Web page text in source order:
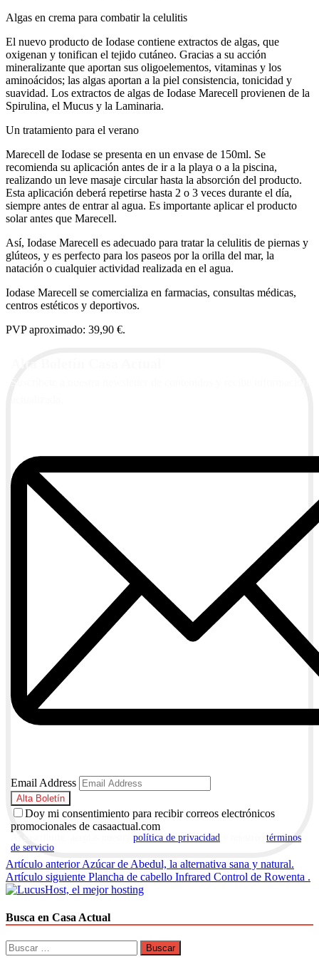
Algas en crema para combatir la celulitis
El nuevo producto de Iodase contiene extractos de algas, que
oxigenan y tonifican el tejido cutáneo. Gracias a su acción
mineralizante que aportan sus oligoelementos, vitaminas y los
aminoácidos; las algas aportan a la piel consistencia, tonicidad y
suavidad. Los extractos de algas de Iodase Marecell provienen de la
Spirulina, el Mucus y la Laminaria.
Un tratamiento para el verano
Marecell de Iodase se presenta en un envase de 150ml. Se
recomienda su aplicación antes de ir a la playa o a la piscina,
realizando un leve masaje circular hasta la absorción del producto.
Esta aplicación deberá repetirse hasta 2 o 3 veces durante el día,
siempre antes de entrar al agua. Es importante aplicar el producto
solar antes que Marecell.
Así, Iodase Marecell es adecuado para tratar la celulitis de piernas y
glúteos, y es perfecto para los paseos por la orilla del mar, la
natación o cualquier actividad realizada en el agua.
Iodase Marecell se comercializa en farmacias, consultas médicas,
centros estéticos y deportivos.
PVP aproximado: 39,90 €.
Email Address
Doy mi consentimiento para recibir correos electrónicos
promocionales de casaactual.com
política de privacidad
términos
de servicio
Navegación
de
Artículo anterior Azúcar de Abedul, la alternativa sana y natural.
Artículo siguiente Plancha de cabello Infrared Control de Rowenta .
Busca en Casa Actual
Buscar: